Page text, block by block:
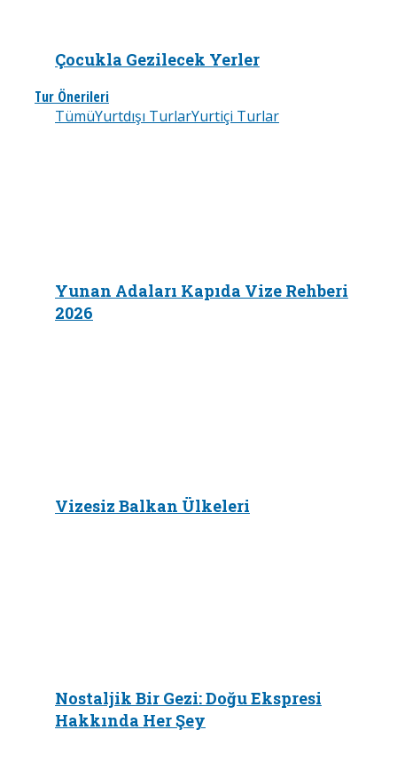
Çocukla Gezilecek Yerler
Tur Önerileri
TümüYurtdışı TurlarYurtiçi Turlar
Yunan Adaları Kapıda Vize Rehberi
2026
Vizesiz Balkan Ülkeleri
Nostaljik Bir Gezi: Doğu Ekspresi
Hakkında Her Şey